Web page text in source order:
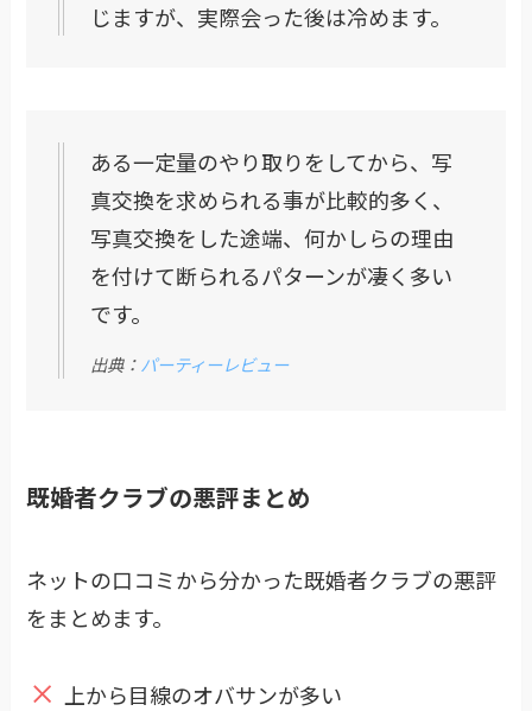
じますが、実際会った後は冷めます。
ある一定量のやり取りをしてから、写
真交換を求められる事が比較的多く、
写真交換をした途端、何かしらの理由
を付けて断られるパターンが凄く多い
です。
出典：パーティーレビュー
既婚者クラブの悪評まとめ
ネットの口コミから分かった既婚者クラブの悪評
をまとめます。
上から目線のオバサンが多い